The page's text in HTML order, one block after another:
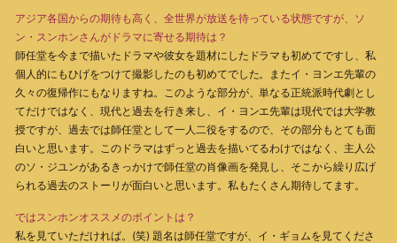
アジア各国からの期待も高く、全世界が放送を待っている状態ですが、ソ
ン・スンホンさんがドラマに寄せる期待は？
師任堂を今まで描いたドラマや彼女を題材にしたドラマも初めてですし、私
個人的にもひげをつけて撮影したのも初めてでした。またイ・ヨンエ先輩の
久々の復帰作にもなりますね。このような部分が、単なる正統派時代劇とし
てだけではなく、現代と過去を行き来し、イ・ヨンエ先輩は現代では大学教
授ですが、過去では師任堂として一人二役をするので、その部分もとても面
白いと思います。このドラマはずっと過去を描いてるわけではなく、主人公
のソ・ジユンがあるきっかけで師任堂の肖像画を発見し、そこから繰り広げ
られる過去のストーリが面白いと思います。私もたくさん期待してます。
ではスンホンオススメのポイントは？
私を見ていただければ。(笑) 題名は師任堂ですが、イ・ギョムを見てくださ